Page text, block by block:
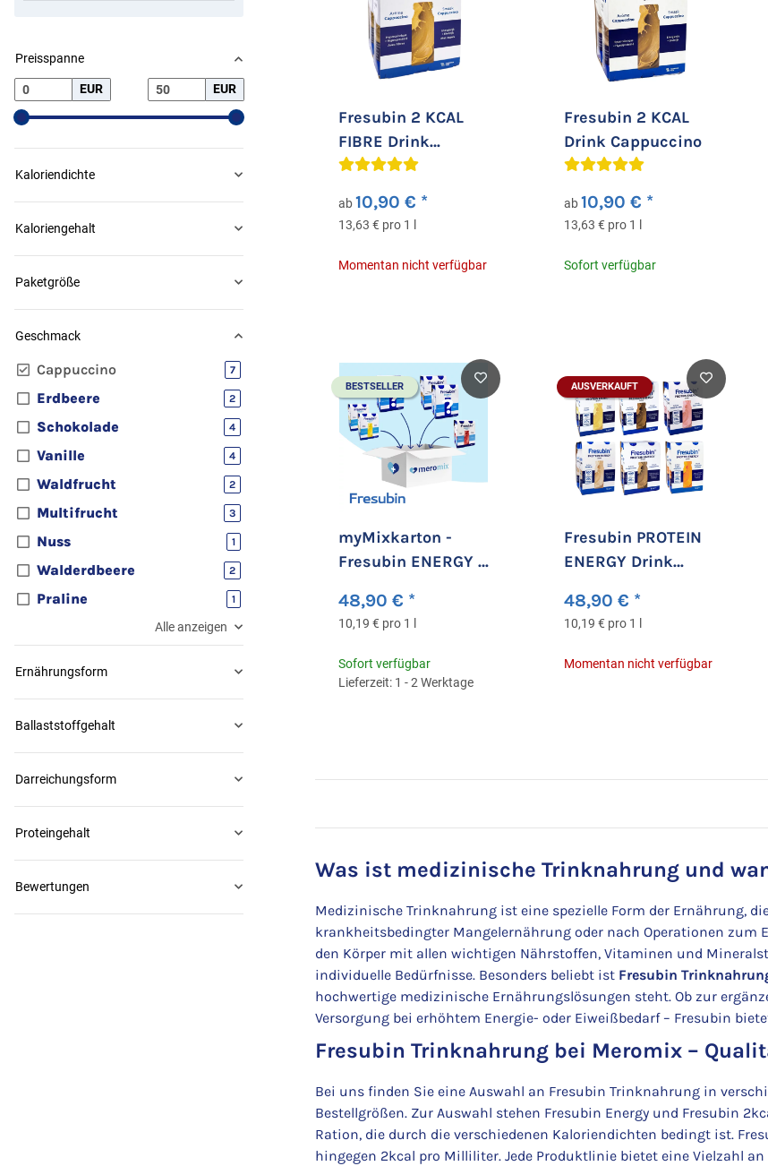
Fresubin 2 KCAL
FIBRE Drink
Cappuccino
ab10,90 € *
13,63 € pro 1 l
Momentan nicht verfügbar
Fresubin 2 KCAL
Drink Cappuccino
ab10,90 € *
13,63 € pro 1 l
Sofort verfügbar
BESTSELLER
myMixkarton -
Fresubin ENERGY -
48,90 € *
10,19 € pro 1 l
Sofort verfügbar
Lieferzeit: 1 - 2 Werktage
AUSVERKAUFT
Fresubin PROTEIN
ENERGY Drink
24x200ml
Trinkflasche
48,90 € *
10,19 € pro 1 l
Momentan nicht verfügbar
Was ist medizinische Trinknahrung und
Medizinische Trinknahrung ist eine spezielle Form der Ernährung,
krankheitsbedingter Mangelernährung oder nach Operationen
den Körper mit allen wichtigen Nährstoffen, Vitaminen und
individuelle Bedürfnisse. Besonders beliebt ist Fresubin
hochwertige medizinische Ernährungslösungen steht. Ob zur
Versorgung bei erhöhtem Energie- oder Eiweißbedarf – Fresubin
Fresubin Trinknahrung bei Meromix –
Bei uns finden Sie eine Auswahl an Fresubin Trinknahrung in
Bestellgrößen. Zur Auswahl stehen Fresubin Energy und Fresubin
Ration, die durch die verschiedenen Kaloriendichten bedingt ist.
hingegen 2kcal pro Milliliter. Jede Produktlinie bietet eine Vielzahl
Preisspanne
EUR EUR
Kaloriendichte
Kaloriengehalt
Paketgröße
Geschmack
Cappuccino 7Artikel gefunden
Erdbeere 2Artikel gefunden
Schokolade 4Artikel gefunden
Vanille 4Artikel gefunden
Waldfrucht 2Artikel gefunden
Multifrucht 3Artikel gefunden
Nuss 1Artikel gefunden
Walderdbeere 2Artikel gefunden
Praline 1Artikel gefunden
Alle anzeigen
Ernährungsform
Ballaststoffgehalt
Darreichungsform
Proteingehalt
Bewertungen